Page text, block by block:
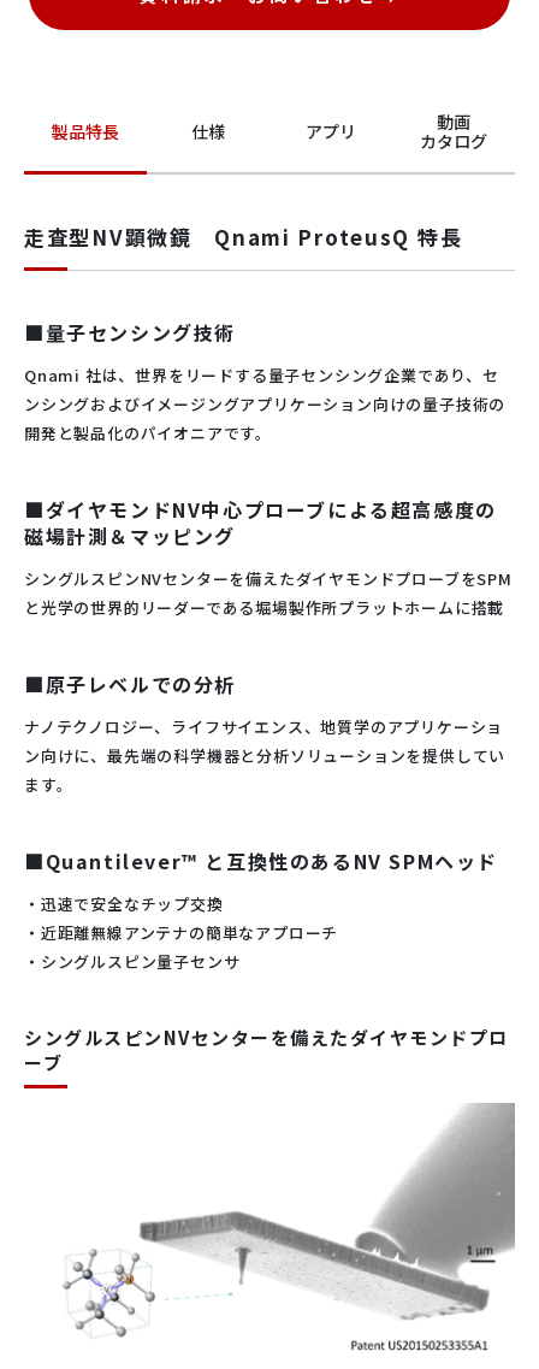
製品特長 仕様 アプリ
動画
カタログ
走査型NV顕微鏡 Qnami ProteusQ 特長
■量子センシング技術
Qnami 社は、世界をリードする量子センシング企業であり、セ
ンシングおよびイメージングアプリケーション向けの量子技術の
開発と製品化のパイオニアです。
■ダイヤモンドNV中心プローブによる超高感度の
磁場計測＆マッピング
シングルスピンNVセンターを備えたダイヤモンドプローブをSPM
と光学の世界的リーダーである堀場製作所プラットホームに搭載
■原子レベルでの分析
ナノテクノロジー、ライフサイエンス、地質学のアプリケーショ
ン向けに、最先端の科学機器と分析ソリューションを提供してい
ます。
■Quantilever™ と互換性のあるNV SPMヘッド
・迅速で安全なチップ交換
・近距離無線アンテナの簡単なアプローチ
・シングルスピン量子センサ
シングルスピンNVセンターを備えたダイヤモンドプロ
ーブ